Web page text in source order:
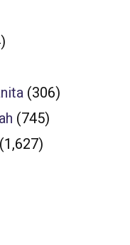
(306)
(745)
(1,627)